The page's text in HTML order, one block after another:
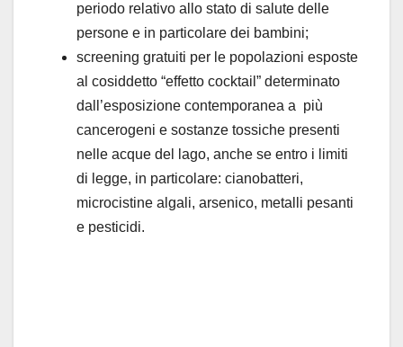
periodo relativo allo stato di salute delle
persone e in particolare dei bambini;
screening gratuiti per le popolazioni esposte
al cosiddetto “effetto cocktail” determinato
dall’esposizione contemporanea a più
cancerogeni e sostanze tossiche presenti
nelle acque del lago, anche se entro i limiti
di legge, in particolare: cianobatteri,
microcistine algali, arsenico, metalli pesanti
e pesticidi.